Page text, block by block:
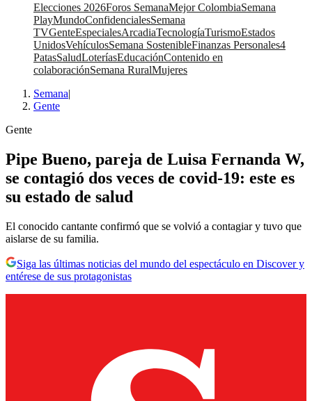
Elecciones 2026Foros SemanaMejor ColombiaSemana
PlayMundoConfidencialesSemana
TVGenteEspecialesArcadiaTecnologíaTurismoEstados
UnidosVehículosSemana SostenibleFinanzas Personales4
PatasSaludLoteríasEducaciónContenido en
colaboraciónSemana RuralMujeres
Semana|
Gente
Gente
Pipe Bueno, pareja de Luisa Fernanda W,
se contagió dos veces de covid-19: este es
su estado de salud
El conocido cantante confirmó que se volvió a contagiar y tuvo que
aislarse de su familia.
Siga las últimas noticias del mundo del espectáculo en Discover y
entérese de sus protagonistas